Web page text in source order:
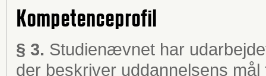
Kompetenceprofil
§ 3. Studienævnet har
der beskriver uddannelsens